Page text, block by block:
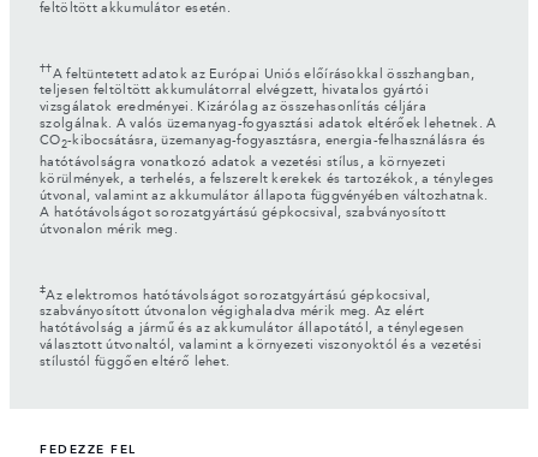
feltöltött akkumulátor esetén.
††A feltüntetett adatok az Európai Uniós előírásokkal összhangban,
teljesen feltöltött akkumulátorral elvégzett, hivatalos gyártói
vizsgálatok eredményei. Kizárólag az összehasonlítás céljára
szolgálnak. A valós üzemanyag-fogyasztási adatok eltérőek lehetnek. A
CO2-kibocsátásra, üzemanyag-fogyasztásra, energia-felhasználásra és
hatótávolságra vonatkozó adatok a vezetési stílus, a környezeti
körülmények, a terhelés, a felszerelt kerekek és tartozékok, a tényleges
útvonal, valamint az akkumulátor állapota függvényében változhatnak.
A hatótávolságot sorozatgyártású gépkocsival, szabványosított
útvonalon mérik meg.
‡Az elektromos hatótávolságot sorozatgyártású gépkocsival,
szabványosított útvonalon végighaladva mérik meg. Az elért
hatótávolság a jármű és az akkumulátor állapotától, a ténylegesen
választott útvonaltól, valamint a környezeti viszonyoktól és a vezetési
stílustól függően eltérő lehet.
FEDEZZE FEL